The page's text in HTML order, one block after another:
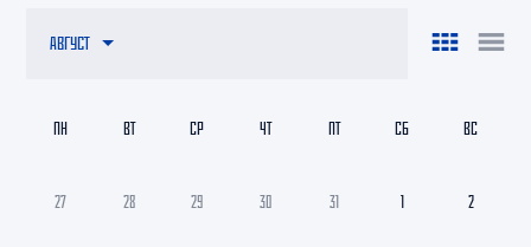
АВГУСТ
27 28 29 30 31 1 2
ПН ВТ СР ЧТ ПТ СБ ВС